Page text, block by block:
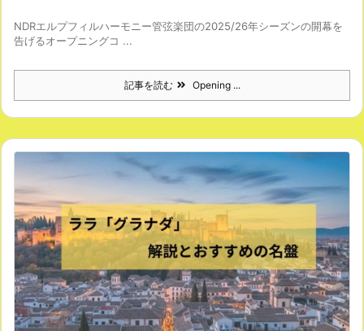
NDRエルプフィルハーモニー管弦楽団の2025/26年シーズンの開幕を
告げるオープニングコ ...
記事を読む Opening ...